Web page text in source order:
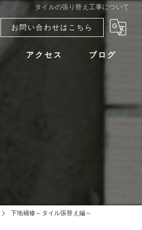
タイルの張り替え工事について
お問い合わせはこちら
アクセス ブログ
下地補修～タイル張替え編～